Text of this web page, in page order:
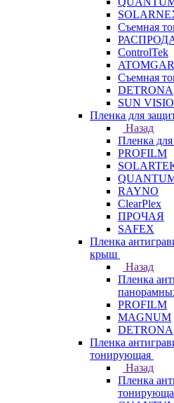
Съемная
ControlTek
Съемная
DETRONA
SUN
Пленка для
Назад
Пленка
PROFILM
RAYNO
ClearPlex
ПРОЧАЯ
SAFEX
Пленка
крыш
Назад
Пленка
PROFILM
MAGNUM
DETRONA
Пленка
тонирующая
Назад
Пленка